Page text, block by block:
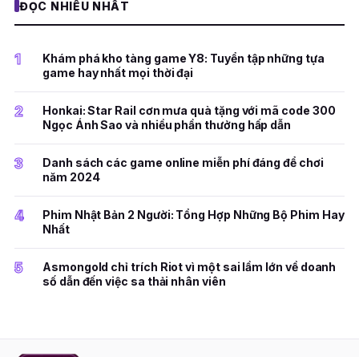
ĐỌC NHIỀU NHẤT
1
Khám phá kho tàng game Y8: Tuyển tập những tựa
game hay nhất mọi thời đại
2
Honkai: Star Rail cơn mưa quà tặng với mã code 300
Ngọc Ánh Sao và nhiều phần thưởng hấp dẫn
3
Danh sách các game online miễn phí đáng để chơi
năm 2024
4
Phim Nhật Bản 2 Người: Tổng Hợp Những Bộ Phim Hay
Nhất
5
Asmongold chỉ trích Riot vì một sai lầm lớn về doanh
số dẫn đến việc sa thải nhân viên